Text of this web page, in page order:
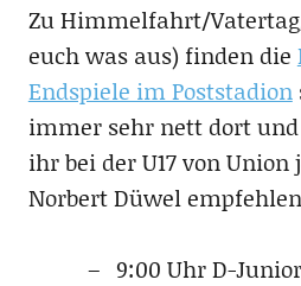
Zu Himmelfahrt/
euch was aus) finden die
Endspiele im Poststadion
immer sehr nett dort
ihr bei der U17 von
Norbert Düwel
9:00 Uhr D-